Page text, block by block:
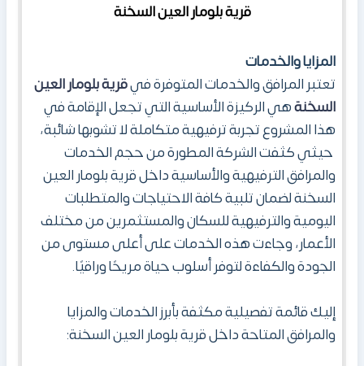
قرية بلومار العين السخنة
المزايا والخدمات
تعتبر المرافق والخدمات المتوفرة فيقرية بلومار العين
السخنةهي الركيزة الأساسية التي تجعل الإقامة في
هذا المشروع تجربة ترفيهية متكاملة لا تشوبها شائبة،
حيثي كثفت الشركة المطورة من حجم الخدمات
والمرافق الترفيهية والأساسية داخل قرية بلومار العين
السخنة لضمان تلبية كافة الاحتياجات والمتطلبات
اليومية والترفيهية للسكان والمستثمرين من مختلف
الأعمار، وجاءت هذه الخدمات على أعلى مستوى من
الجودة والكفاءة لتوفر أسلوب حياة مريحًا وراقيًا.
إليك قائمة تفصيلية مكثفة بأبرز الخدمات والمزايا
والمرافق المتاحة داخل قرية بلومار العين السخنة: